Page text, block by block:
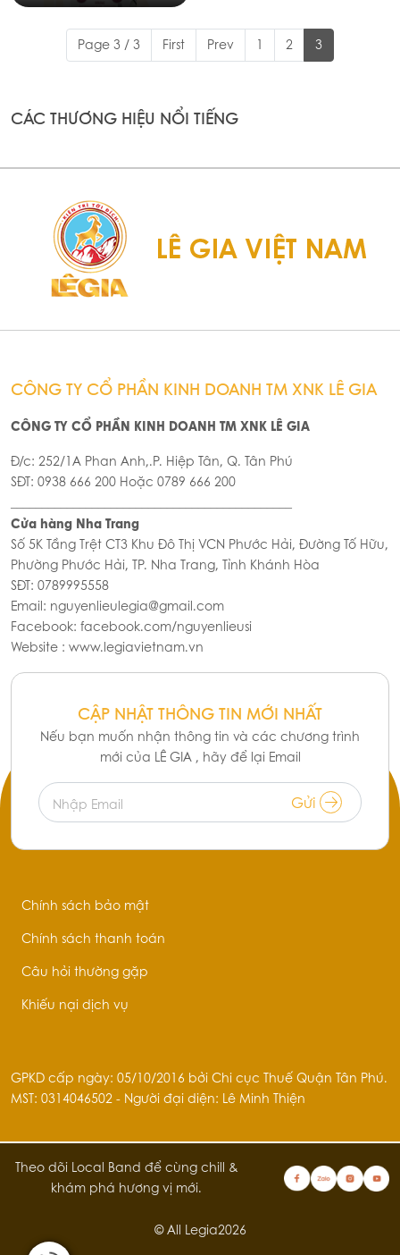
Page 3 / 3 First Prev 1 2 3
CÁC THƯƠNG HIỆU NỔI TIẾNG
CÔNG TY CỔ PHẦN KINH DOANH TM XNK LÊ GIA
CÔNG TY CỔ PHẦN KINH DOANH TM XNK LÊ GIA
Đ/c: 252/1A Phan Anh,.P. Hiệp Tân, Q. Tân Phú
SĐT: 0938 666 200 Hoặc 0789 666 200
Cửa hàng Nha Trang
Số 5K Tầng Trệt CT3 Khu Đô Thị VCN Phước Hải, Đường Tố Hữu,
Phường Phước Hải, TP. Nha Trang, Tỉnh Khánh Hòa
SĐT: 0789995558
Email: nguyenlieulegia@gmail.com
Facebook: facebook.com/nguyenlieusi
Website : www.legiavietnam.vn
CẬP NHẬT THÔNG TIN MỚI NHẤT
Nếu bạn muốn nhận thông tin và các chương trình
mới của LÊ GIA , hãy để lại Email
Nhập Email Gửi
Chính sách bảo mật
Chính sách thanh toán
Câu hỏi thường gặp
Khiếu nại dịch vụ
GPKD cấp ngày: 05/10/2016 bởi Chi cục Thuế Quận Tân Phú.
MST: 0314046502 - Người đại diện: Lê Minh Thiện
Theo dõi Local Band để cùng chill &
khám phá hương vị mới.
© All Legia2026